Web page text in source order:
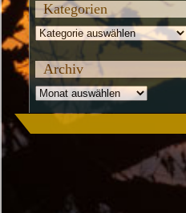
Kategorien
Kategorien
Archiv
Archiv